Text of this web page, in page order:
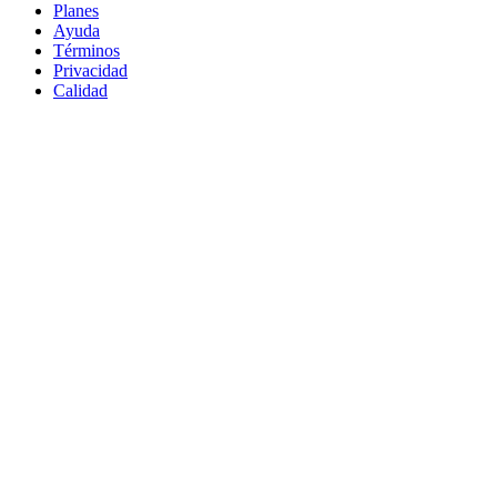
Planes
Ayuda
Términos
Privacidad
Calidad